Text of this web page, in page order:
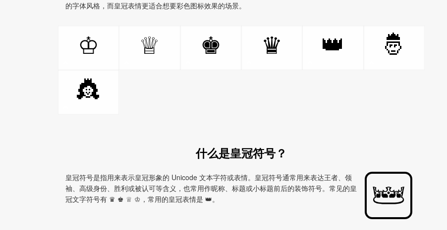
的字体风格，而皇冠表情更适合想要彩色图标效果的场景。
♔ ♕ ♚ ♛ 👑
🤴
👸
什么是皇冠符号？
皇冠符号是指用来表示皇冠形象的 Unicode 文本字符或表情。皇冠符号通常用来表达王者、领
袖、高级身份、胜利或被认可等含义，也常用作昵称、标题或小标题前后的装饰符号。常见的皇
冠文字符号有 ♛ ♚ ♕ ♔，常用的皇冠表情是 👑。